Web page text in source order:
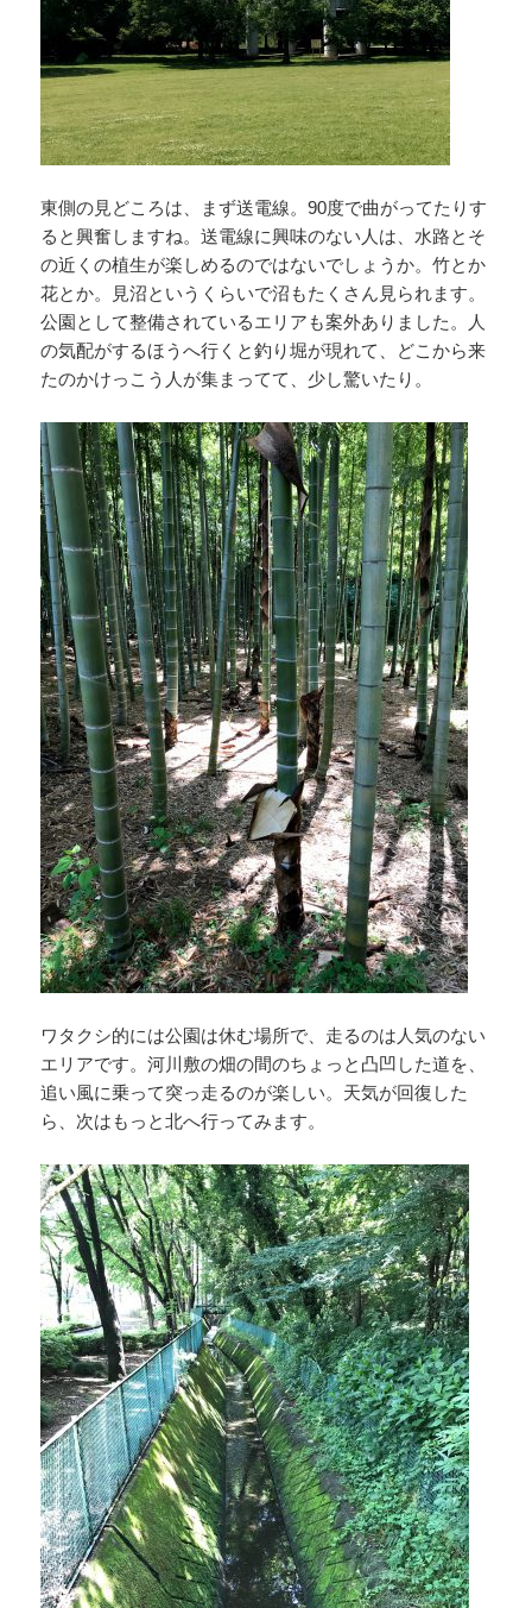
東側の見どころは、まず送電線。90度で曲がってたりす
ると興奮しますね。送電線に興味のない人は、水路とそ
の近くの植生が楽しめるのではないでしょうか。竹とか
花とか。見沼というくらいで沼もたくさん見られます。
公園として整備されているエリアも案外ありました。人
の気配がするほうへ行くと釣り堀が現れて、どこから来
たのかけっこう人が集まってて、少し驚いたり。
ワタクシ的には公園は休む場所で、走るのは人気のない
エリアです。河川敷の畑の間のちょっと凸凹した道を、
追い風に乗って突っ走るのが楽しい。天気が回復した
ら、次はもっと北へ行ってみます。